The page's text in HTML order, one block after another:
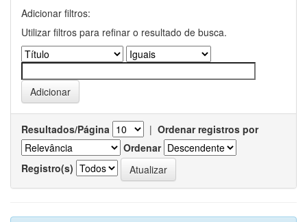
Adicionar filtros:
Utilizar filtros para refinar o resultado de busca.
Resultados/Página | Ordenar registros por
Ordenar
Registro(s)